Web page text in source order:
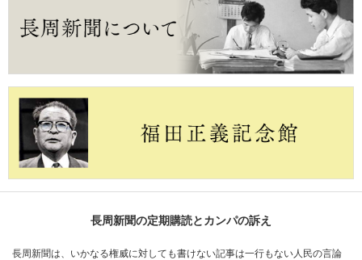
長周新聞の定期購読とカンパの訴え
長周新聞は、いかなる権威に対しても書けない記事は一行もない人民の言論